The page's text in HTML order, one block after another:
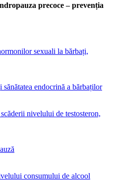
precoce – prevenția
sexuali la bărbați,
endocrină a bărbaților
nivelului de testosteron,
consumului de alcool